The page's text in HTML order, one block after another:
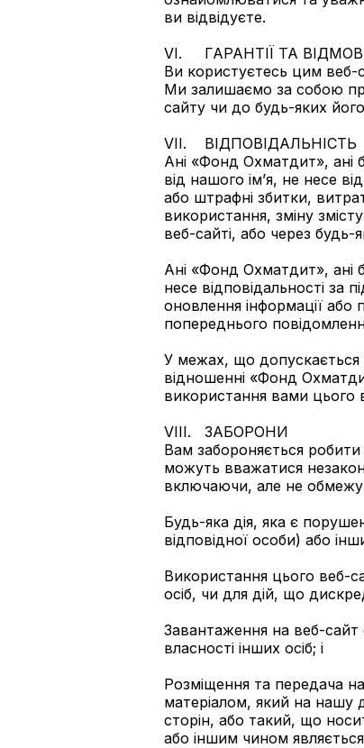
ви відвідуєте.
VI. ГАРАНТІЇ ТА
Ви користуєтесь цим веб-
Ми залишаємо за собою
сайту чи до будь-яких
VII. ВІДПОВІДАЛЬНІСТЬ
Ані «Фонд Охматдит», ані
від нашого ім’я, не несе
або штрафні збитки,
використання, зміну
веб-сайті, або через будь-
Ані «Фонд Охматдит», ані
несе відповідальності
оновлення інформації або
попереднього
У межах, що допускається
відношенні «Фонд
використання вами цього
VIII. ЗАБОРОНИ
Вам забороняється
можуть вважатися
включаючи, але не
Будь-яка дія, яка є
відповідної особи) або
Використання цього веб-
осіб, чи для дій, що
Завантаження на веб-сайт
власності інших осіб; і
Розміщення та передача
матеріалом, який на нашу
сторін, або такий, що
або іншим чином